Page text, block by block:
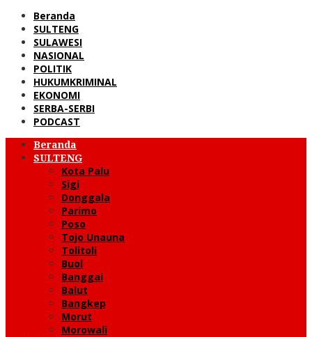
Beranda
SULTENG
SULAWESI
NASIONAL
POLITIK
HUKUMKRIMINAL
EKONOMI
SERBA-SERBI
PODCAST
Beranda
SULTENG
Kota Palu
Sigi
Donggala
Parimo
Poso
Tojo Unauna
Tolitoli
Buol
Banggai
Balut
Bangkep
Morut
Morowali